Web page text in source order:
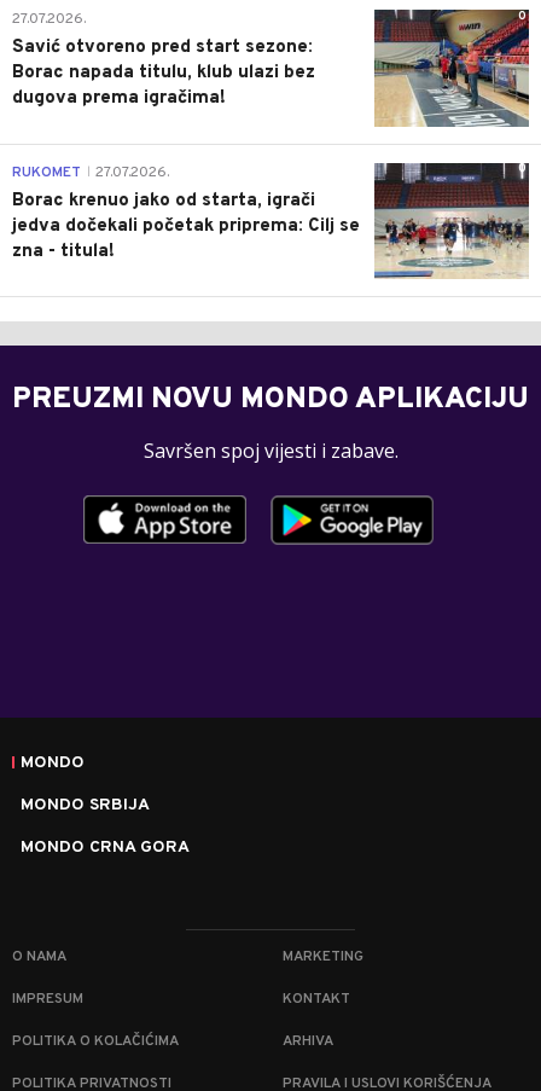
0
27.07.2026.
Savić otvoreno pred start sezone:
Borac napada titulu, klub ulazi bez
dugova prema igračima!
0
RUKOMET 27.07.2026.
Borac krenuo jako od starta, igrači
jedva dočekali početak priprema: Cilj se
zna - titula!
PREUZMI NOVU MONDO APLIKACIJU
Savršen spoj vijesti i zabave.
MONDO
MONDO SRBIJA
MONDO CRNA GORA
O NAMA MARKETING
IMPRESUM KONTAKT
POLITIKA O KOLAČIĆIMA ARHIVA
POLITIKA PRIVATNOSTI PRAVILA I USLOVI KORIŠĆENJA